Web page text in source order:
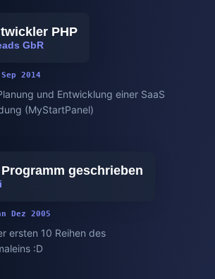
PHP
GbR
2014
und Entwicklung einer SaaS
(MyStartPanel)
geschrieben
Dez 2005
ersten 10 Reihen des
:D